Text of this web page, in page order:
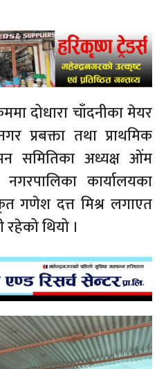
दोधारा चाँदनीका मेयर
प्रबक्ता तथा प्राथमिक
समितिका अध्यक्ष ओंम
कार्यालयका
गणेश दत्त मिश्र लगाएत
रहेको थियो ।